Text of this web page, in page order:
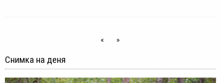
« »
Снимка на деня